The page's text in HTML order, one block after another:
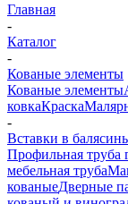
Главная
-
Каталог
-
Кованые элементы
Кованые элементы
ковкаКраска
-
Вставки в
Профильная труба
мебельная труба
кованыеДверные